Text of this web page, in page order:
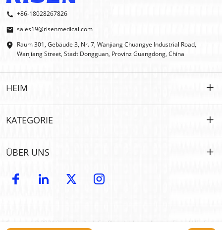
+86-18028267826
sales19@risenmedical.com
Raum 301, Gebäude 3, Nr. 7, Wanjiang Chuangye Industrial Road,
Wanjiang Street, Stadt Dongguan, Provinz Guangdong, China
HEIM
HEIM
PRODUKTE
OEM- und ODM-Modelle
GROSSHANDEL
KATEGORIE
Maßgeschneidert
ÜBER UNS
Einführung
Copyright © 2024 Risen Medical: Großhandelshersteller von Erste-Hilfe-Sets